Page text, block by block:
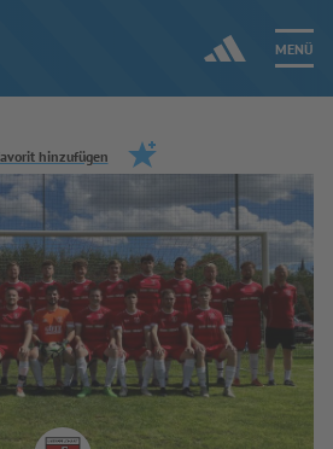
MENÜ
Jetzt einloggen
hinzufügen